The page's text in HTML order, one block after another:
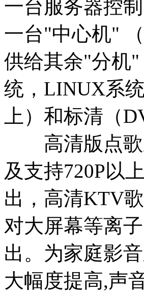
一台服务器控
一台"中心机"
供给其余"分机
统，LINUX系
上）和标清（
高清版点歌
及支持720P以
出，高清KTV
对大屏幕等离
出。为家庭影
大幅度提高,声